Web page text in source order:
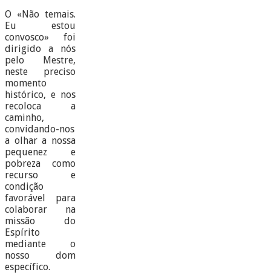
O «Não temais.
Eu estou
convosco» foi
dirigido a nós
pelo Mestre,
neste preciso
momento
histórico, e nos
recoloca a
caminho,
convidando-nos
a olhar a nossa
pequenez e
pobreza como
recurso e
condição
favorável para
colaborar na
missão do
Espírito
mediante o
nosso dom
específico.